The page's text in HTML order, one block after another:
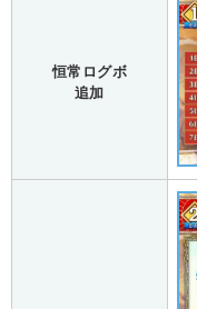
恒常ログボ
追加